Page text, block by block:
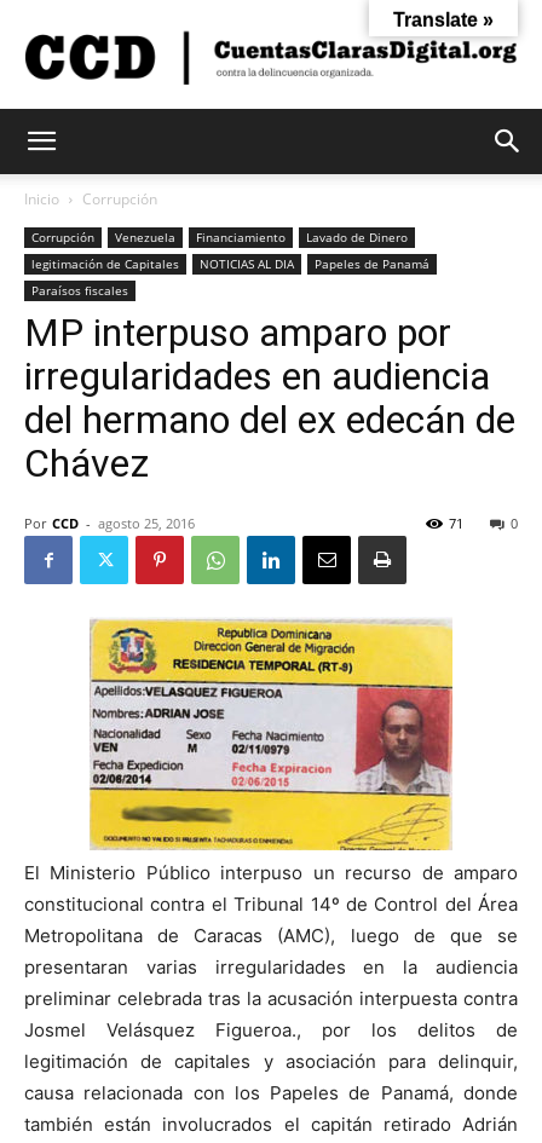
Claras
Digital
Inicio Corrupción
Corrupción Venezuela Financiamiento
Lavado de Dinero
legitimación de Capitales
NOTICIAS AL DIA
Papeles de Panamá
Paraísos fiscales
MP interpuso amparo por
irregularidades en audiencia
del hermano del ex edecán de
Chávez
Por CCD - agosto 25, 2016 0
71
El Ministerio Público interpuso un recurso de amparo
constitucional contra el Tribunal 14º de Control del Área
Metropolitana de Caracas (AMC), luego de que se
presentaran varias irregularidades en la audiencia
preliminar celebrada tras la acusación interpuesta contra
Josmel Velásquez Figueroa., por los delitos de
legitimación de capitales y asociación para delinquir,
causa relacionada con los Papeles de Panamá, donde
también están involucrados el capitán retirado Adrián
Translate »